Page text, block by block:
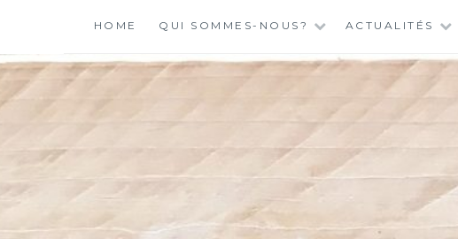
content
HOME QUI SOMMES-NOUS? ACTUALITÉS